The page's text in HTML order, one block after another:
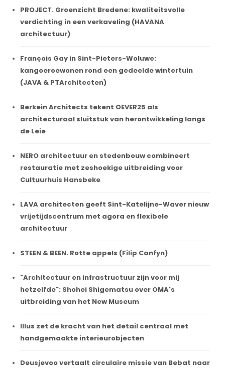
PROJECT. Groenzicht Bredene: kwaliteitsvolle
verdichting in een verkaveling (HAVANA
architectuur)
François Gay in Sint-Pieters-Woluwe:
kangoeroewonen rond een gedeelde wintertuin
(JAVA & PTArchitecten)
Berkein Architects tekent OEVER25 als
architecturaal sluitstuk van herontwikkeling langs
de Leie
NERO architectuur en stedenbouw combineert
restauratie met zeshoekige uitbreiding voor
Cultuurhuis Hansbeke
LAVA architecten geeft Sint-Katelijne-Waver nieuw
vrijetijdscentrum met agora en flexibele
architectuur
STEEN & BEEN. Rotte appels (Filip Canfyn)
"Architectuur en infrastructuur zijn voor mij
hetzelfde": Shohei Shigematsu over OMA's
uitbreiding van het New Museum
Illus zet de kracht van het detail centraal met
handgemaakte interieurobjecten
Deusjevoo vertaalt circulaire missie van Bebat naar